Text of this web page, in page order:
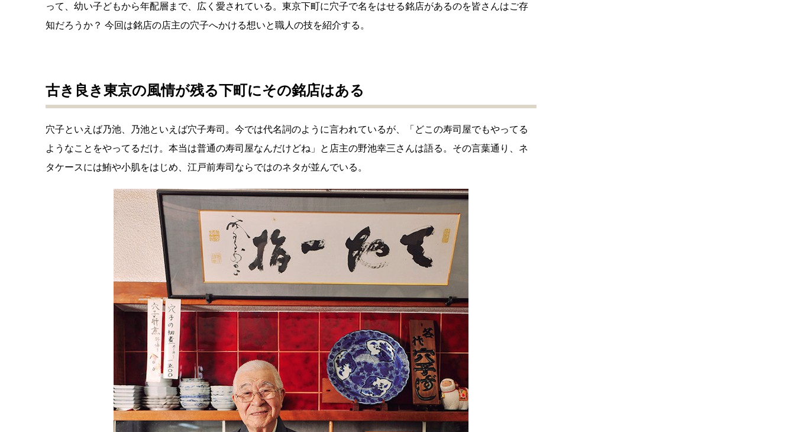
って、幼い子どもから年配層まで、広く愛されている。東京下町に穴子で名をはせる銘店があるのを皆さんはご存
知だろうか？ 今回は銘店の店主の穴子へかける想いと職人の技を紹介する。
古き良き東京の風情が残る下町にその銘店はある
穴子といえば乃池、乃池といえば穴子寿司。今では代名詞のように言われているが、「どこの寿司屋でもやってる
ようなことをやってるだけ。本当は普通の寿司屋なんだけどね」と店主の野池幸三さんは語る。その言葉通り、ネ
タケースには鮪や小肌をはじめ、江戸前寿司ならではのネタが並んでいる。